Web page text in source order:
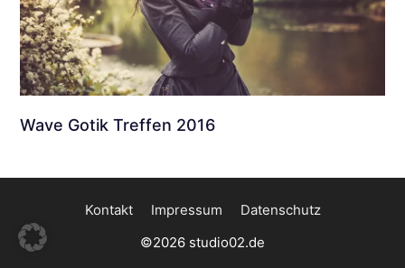
Wave Gotik Treffen 2016
Kontakt Impressum
Datenschutz
©2026 studio02.de